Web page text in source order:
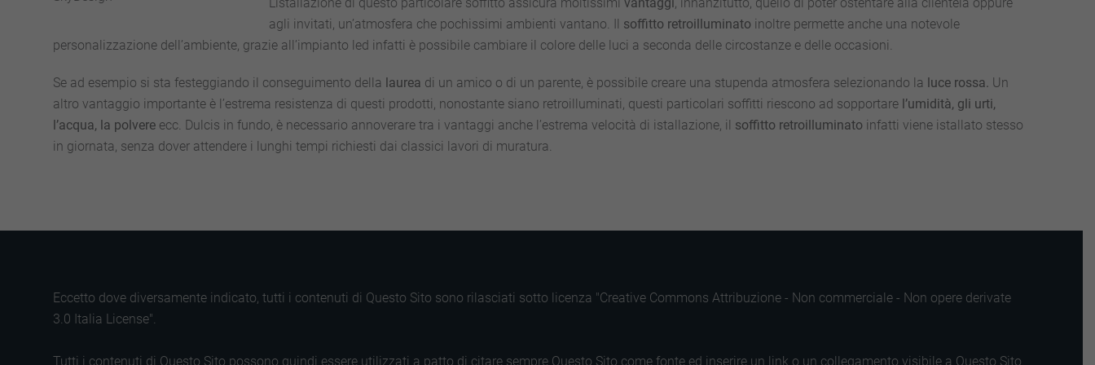
agli invitati, un’atmosfera che pochissimi ambienti vantano. Il soffitto retroilluminato inoltre permette anche una notevole
personalizzazione dell’ambiente, grazie all’impianto led infatti è possibile cambiare il colore delle luci a seconda delle circostanze e delle occasioni.
Se ad esempio si sta festeggiando il conseguimento della laurea di un amico o di un parente, è possibile creare una stupenda atmosfera selezionando la luce rossa. Un
altro vantaggio importante è l’estrema resistenza di questi prodotti, nonostante siano retroilluminati, questi particolari soffitti riescono ad sopportare l’umidità, gli urti,
l’acqua, la polvereecc. Dulcis in fundo, è necessario annoverare tra i vantaggi anche l’estrema velocità di istallazione, il soffitto retroilluminato infatti viene istallato stesso
in giornata, senza dover attendere i lunghi tempi richiesti dai classici lavori di muratura.
Eccetto dove diversamente indicato, tutti i contenuti di Questo Sito sono rilasciati sotto licenza "Creative Commons Attribuzione - Non commerciale - Non opere derivate
3.0 Italia License".
Tutti i contenuti di Questo Sito possono quindi essere utilizzati a patto di citare sempre Questo Sito come fonte ed inserire un link o un collegamento visibile a Questo Sito